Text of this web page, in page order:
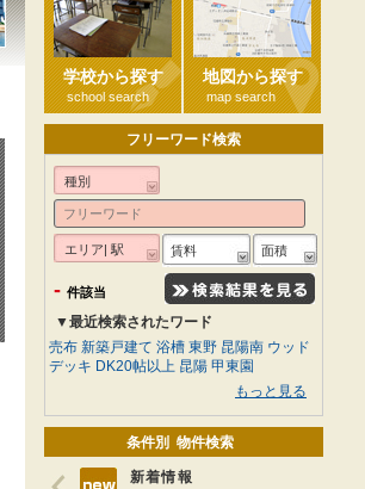
学校から探す
school search
地図から探す
map search
フリーワード検索
種別
エリア| 駅 賃料 面積
- 件該当
▼最近検索されたワード
売布 新築戸建て 浴槽 東野 昆陽南 ウッド
デッキ DK20帖以上 昆陽 甲東園
もっと見る
条件別 物件検索
新着情報